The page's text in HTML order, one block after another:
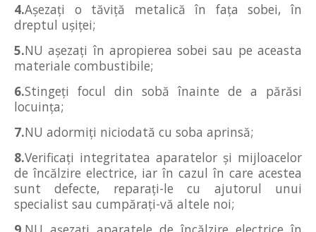
4.Aşezaţi o tăviţă metalică în faţa sobei, în
dreptul uşiţei;
5.NU aşezaţi în apropierea sobei sau pe aceasta
materiale combustibile;
6.Stingeţi focul din sobă înainte de a părăsi
locuinţa;
7.NU adormiţi niciodată cu soba aprinsă;
8.Verificaţi integritatea aparatelor şi mijloacelor
de încălzire electrice, iar în cazul în care acestea
sunt defecte, reparaţi-le cu ajutorul unui
specialist sau cumpăraţi-vă altele noi;